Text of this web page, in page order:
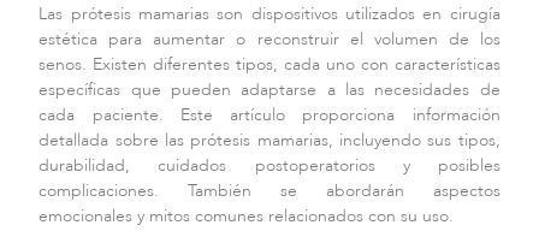
Las prótesis mamarias son dispositivos utilizados en cirugía
estética para aumentar o reconstruir el volumen de los
senos. Existen diferentes tipos, cada uno con características
específicas que pueden adaptarse a las necesidades de
cada paciente. Este artículo proporciona información
detallada sobre las prótesis mamarias, incluyendo sus tipos,
durabilidad, cuidados postoperatorios y posibles
complicaciones. También se abordarán aspectos
emocionales y mitos comunes relacionados con su uso.